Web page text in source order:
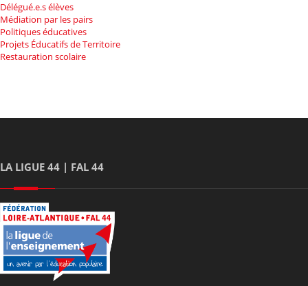
Délégué.e.s élèves
Médiation par les pairs
Politiques éducatives
Projets Éducatifs de Territoire
Restauration scolaire
LA LIGUE 44 | FAL 44